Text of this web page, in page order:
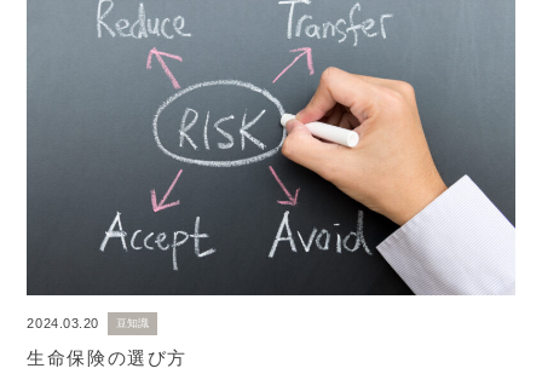
2024.03.20 豆知識
生命保険の選び方